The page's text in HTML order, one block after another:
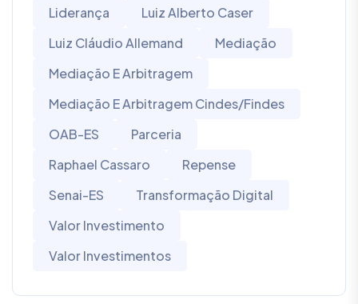
Liderança
Luiz Alberto Caser
Luiz Cláudio Allemand
Mediação
Mediação E Arbitragem
Mediação E Arbitragem Cindes/Findes
OAB-ES
Parceria
Raphael Cassaro
Repense
Senai-ES
Transformação Digital
Valor Investimento
Valor Investimentos